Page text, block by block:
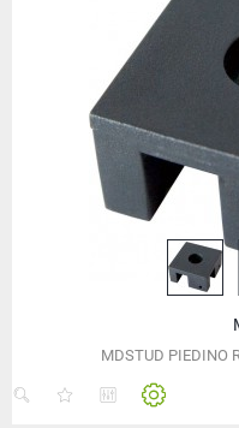
MDSTUD PIEDINO